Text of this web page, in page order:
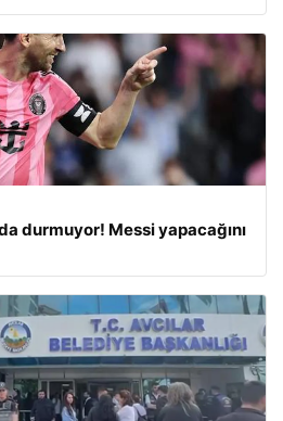
durmuyor! Messi yapacağını